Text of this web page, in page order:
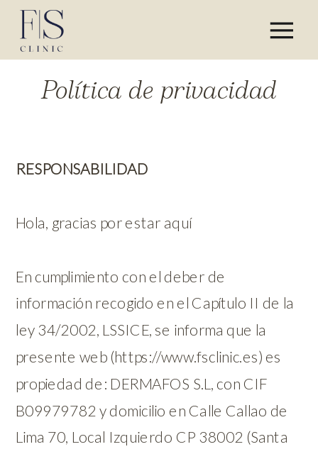
Política de privacidad
RESPONSABILIDAD
Hola, gracias por estar aquí
En cumplimiento con el deber de
información recogido en el Capítulo II de la
ley 34/2002, LSSICE, se informa que la
presente web (https://www.fsclinic.es) es
propiedad de: DERMAFOS S.L, con CIF
B09979782 y domicilio en Calle Callao de
Lima 70, Local Izquierdo CP 38002 (Santa